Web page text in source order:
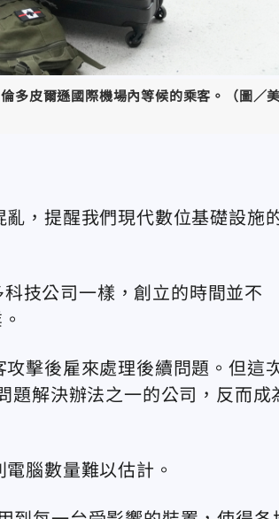
多皮爾遜國際機場內等候的乘客。（圖／
，提醒我們現代數位基礎設施
技公司一樣，創立的時間並不
擊後雇來處理後續問題。但這
題解決辦法之一的公司，反而成
腦數量難以估計。